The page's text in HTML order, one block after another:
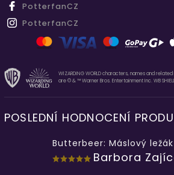
PotterfanCZ
PotterfanCZ
WIZARDING WORLD characters, names and
are © & ™ Warner Bros. Entertainment Inc. WB
POSLEDNÍ HODNOCENÍ
Butterbeer: Máslový ležák
Barbora